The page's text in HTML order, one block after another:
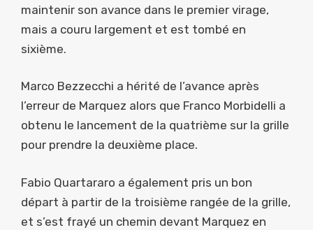
maintenir son avance dans le premier virage,
mais a couru largement et est tombé en
sixième.
Marco Bezzecchi a hérité de l’avance après
l’erreur de Marquez alors que Franco Morbidelli a
obtenu le lancement de la quatrième sur la grille
pour prendre la deuxième place.
Fabio Quartararo a également pris un bon
départ à partir de la troisième rangée de la grille,
et s’est frayé un chemin devant Marquez en